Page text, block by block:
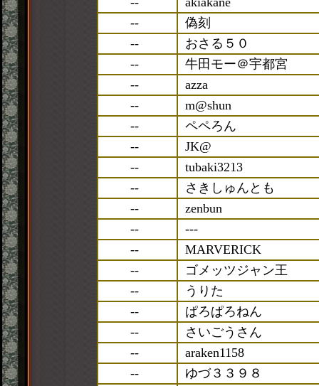
--
偽刻
--
おさる５０
--
牛田モー＠宇都宮
--
azza
--
m@shun
--
ペペろん
--
JK@
--
tubaki3213
--
さきしゅんとも
--
zenbun
--
---
--
MARVERICK
--
ゴメッツジャン王
--
うりた
--
ぱろぱろねん
--
さいごうさん
--
araken1158
--
ゆづ３３９８